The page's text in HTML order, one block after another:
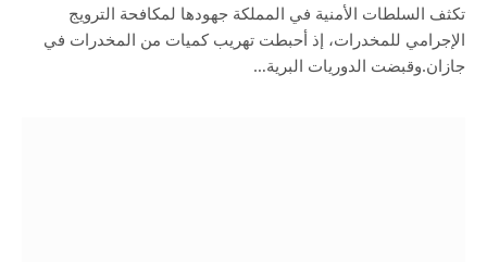
تكثف السلطات الأمنية في المملكة جهودها لمكافحة الترويج
الإجرامي للمخدرات، إذ أحبطت تهريب كميات من المخدرات في
جازان.وقبضت الدوريات البرية…